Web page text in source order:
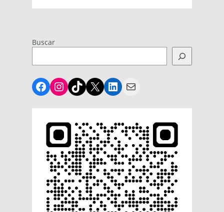
Buscar
Facebook
Instagram
TikTok
X LinkedIn
Mail